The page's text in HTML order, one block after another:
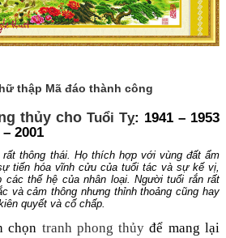
thập Mã đáo thành công
thủy cho Tuổi Tỵ: 1941 – 1953
2001
thông thái. Họ thích hợp với vùng đất ẩm
tiến hóa vĩnh cửu của tuổi tác và sự kế vị,
thế hệ của nhân loại. Người tuổi rắn rất
và cảm thông nhưng thỉnh thoảng cũng hay
quyết và cố chấp.
chọn tranh phong thủy để mang lại